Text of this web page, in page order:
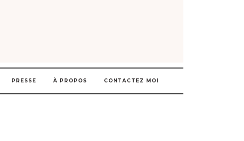
PRESSE À PROPOS CONTACTEZ MOI